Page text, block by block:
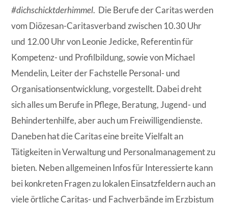
#dichschicktderhimmel. Die Berufe der Caritas werden
vom Diözesan-Caritasverband zwischen 10.30 Uhr
und 12.00 Uhr von Leonie Jedicke, Referentin für
Kompetenz- und Profilbildung, sowie von Michael
Mendelin, Leiter der Fachstelle Personal- und
Organisationsentwicklung, vorgestellt. Dabei dreht
sich alles um Berufe in Pflege, Beratung, Jugend- und
Behindertenhilfe, aber auch um Freiwilligendienste.
Daneben hat die Caritas eine breite Vielfalt an
Tätigkeiten in Verwaltung und Personalmanagement zu
bieten. Neben allgemeinen Infos für Interessierte kann
bei konkreten Fragen zu lokalen Einsatzfeldern auch an
viele örtliche Caritas- und Fachverbände im Erzbistum